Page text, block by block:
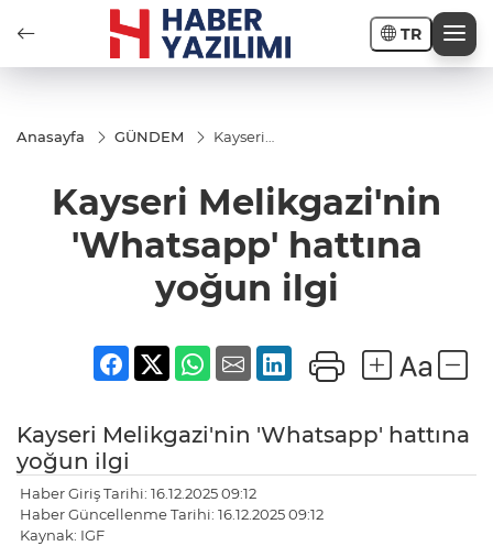
TR
Anasayfa GÜNDEM
Kayseri
hattına
yoğun ilgi
Kayseri Melikgazi'nin
'Whatsapp' hattına
yoğun ilgi
Kayseri Melikgazi'nin 'Whatsapp' hattına
yoğun ilgi
Haber Giriş Tarihi: 16.12.2025 09:12
Haber Güncellenme Tarihi: 16.12.2025 09:12
Kaynak: IGF